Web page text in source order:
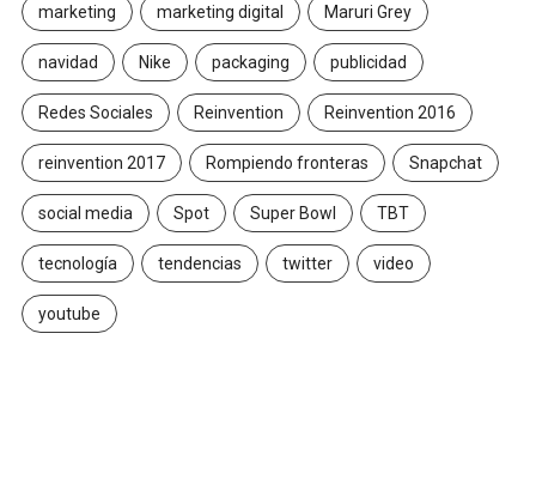
marketing marketing digital Maruri Grey
navidad Nike packaging publicidad
Redes Sociales Reinvention Reinvention 2016
reinvention 2017 Rompiendo fronteras Snapchat
social media Spot Super Bowl TBT
tecnología tendencias twitter video
youtube